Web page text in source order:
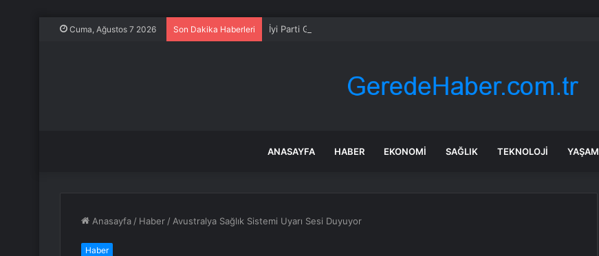
Cuma, Ağustos 7 2026 Son Dakika Haberleri İyi Parti Genel Başkanı Dervişoğlu, Tüsiad Yöneticileri ile Bir Araya Geldi
ANASAYFA HABER EKONOMI SAĞLIK TEKNOLOJI YAŞAM
Anasayfa / Haber / Avustralya Sağlık Sistemi Uyarı Sesi Duyuyor
Haber